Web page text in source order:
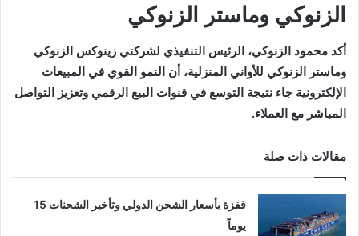
الزنوكي وماستر الزنوكي
أكد محمود الزنوكي، الرئيس التنفيذي لشركتي زينوكس الزنوكي
وماستر الزنوكي للأواني المنزلية، أن النمو القوي في المبيعات
الإلكترونية جاء نتيجة التوسع في قنوات البيع الرقمي وتعزيز التواصل
المباشر مع العملاء.
مقالات ذات صلة
قفزة بأسعار الشحن الدولي وتأخير الشحنات 15
يوماً